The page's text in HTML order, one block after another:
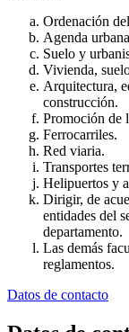
Ordenación
Agenda
Suelo y
Vivienda,
Arquitectura,
construcción.
Promoción de
Ferrocarriles.
Red viaria.
Transportes
Helipuertos y
Dirigir, de
entidades del
departamento.
Las demás
reglamentos.
Datos de contacto